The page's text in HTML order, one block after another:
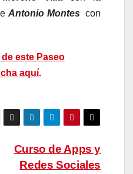
Antonio Montescon
este Paseo
aquí.
Curso de Apps y
Redes Sociales